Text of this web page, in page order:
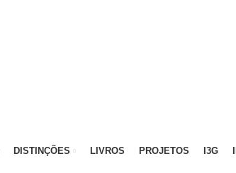
DISTINÇÕES LIVROS PROJETOS I3G